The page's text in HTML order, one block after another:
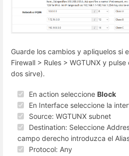
Guarde los cambios y apliquelos si
Firewall > Rules > WGTUNX y
dos sirve).
En action seleccione Block
En Interface seleccione la
Source: WGTUNX subnet
Destination: Seleccione
campo derecho introduzca el
Protocol: Any